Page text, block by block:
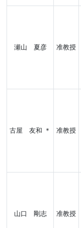
瀬山 夏彦 准教授
古屋 友和 ＊ 准教授
山口 剛志
准教授